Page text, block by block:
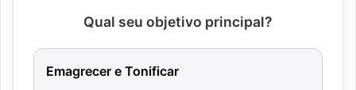
Qual seu objetivo principal?
Emagrecer e Tonificar